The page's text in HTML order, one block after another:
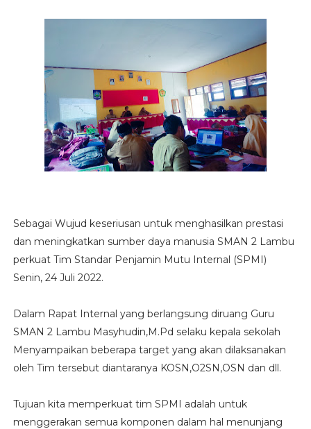
Sebagai Wujud keseriusan untuk menghasilkan prestasi
dan meningkatkan sumber daya manusia SMAN 2 Lambu
perkuat Tim Standar Penjamin Mutu Internal (SPMI)
Senin, 24 Juli 2022.
Dalam Rapat Internal yang berlangsung diruang Guru
SMAN 2 Lambu Masyhudin,M.Pd selaku kepala sekolah
Menyampaikan beberapa target yang akan dilaksanakan
oleh Tim tersebut diantaranya KOSN,O2SN,OSN dan dll.
Tujuan kita memperkuat tim SPMI adalah untuk
menggerakan semua komponen dalam hal menunjang